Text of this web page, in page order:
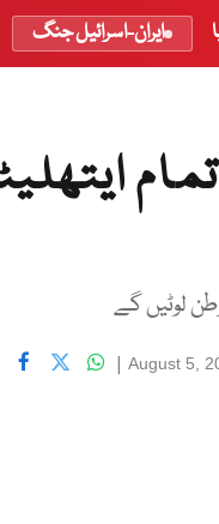
ایران-اسرائیل جنگ
August 5,
|